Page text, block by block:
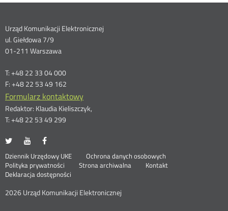
Dane
kontaktowe
Urząd Komunikacji Elektronicznej
ul. Giełdowa 7/9
01-211 Warszawa
T: +48 22 33 04 000
F: +48 22 53 49 162
Formularz kontaktowy
Redaktor: Klaudia Kieliszczyk,
T: +48 22 53 49 299
UKE
portalu
Twitter
Otwórz
nowym
oknie
UKE
portalu
Youtube
Otwórz
nowym
oknie
portalu
Facebook
nowym
oknie
Stopka
menu
Dziennik Urzędowy UKE Otwórz
Ochrona danych osobowych
Polityka prywatności
Otwórz
w
oknie
Strona archiwalna
Kontakt
Deklaracja dostępności
2026 Urząd Komunikacji Elektronicznej